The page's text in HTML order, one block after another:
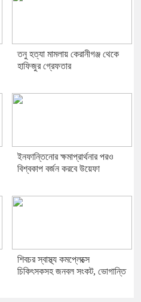
তনু হত্যা মামলায় কেরানীগঞ্জ থেকে
হাফিজুর গ্রেফতার
ইনফান্তিনোর ক্ষমাপ্রার্থনার পরও
বিশ্বকাপ বর্জন করবে উয়েফা
শিবচর স্বাস্থ্য কমপ্লেক্সে
চিকিৎসকসহ জনবল সংকট, ভোগান্তি